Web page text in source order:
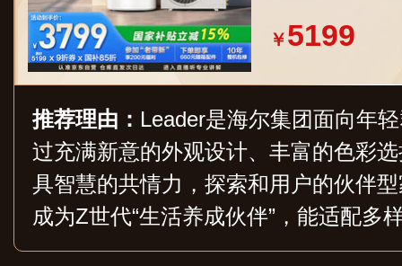
￥5199
推荐理由： Leader是海尔集团面向年
过充满新意的外观设计、丰富的色彩
具智慧的共情力，探索和用户的伙伴
成为Z世代“生活养成伙伴”，能适配多
术及服务，主要提供热水器、冰箱、